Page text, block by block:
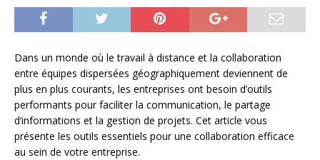
Dans un monde où le travail à distance et la collaboration
entre équipes dispersées géographiquement deviennent de
plus en plus courants, les entreprises ont besoin d’outils
performants pour faciliter la communication, le partage
d’informations et la gestion de projets. Cet article vous
présente les outils essentiels pour une collaboration efficace
au sein de votre entreprise.